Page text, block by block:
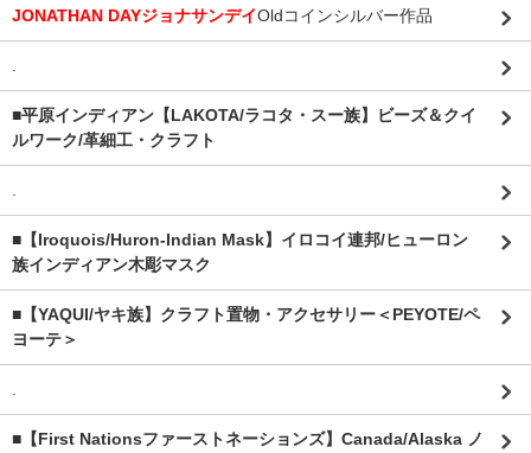
JONATHAN DAYジョナサンデイOldコインシルバー作品
.
■平原インディアン【LAKOTA/ラコタ・スー族】ビーズ＆クイ
ルワーク/革細工・クラフト
.
■【Iroquois/Huron-Indian Mask】イロコイ連邦/ヒューロン
族インディアン木彫マスク
■【YAQUI/ヤキ族】クラフト置物・アクセサリー＜PEYOTE/ペ
ヨーテ＞
.
■【First Nationsファーストネーションズ】Canada/Alaska ノ